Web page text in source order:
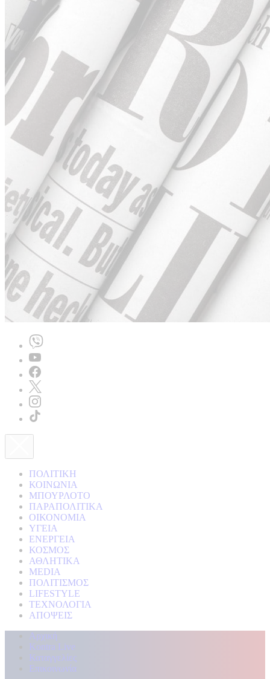
ΠΟΛΙΤΙΚΗ
ΚΟΙΝΩΝΙΑ
ΜΠΟΥΡΛΟΤΟ
ΠΑΡΑΠΟΛΙΤΙΚΑ
ΟΙΚΟΝΟΜΙΑ
ΥΓΕΙΑ
ΕΝΕΡΓΕΙΑ
ΚΟΣΜΟΣ
ΑΘΛΗΤΙΚΑ
MEDIA
ΠΟΛΙΤΙΣΜΟΣ
LIFESTYLE
ΤΕΧΝΟΛΟΓΙΑ
ΑΠΟΨΕΙΣ
Αρχική
Kontra Live
Καταγγελίες
Επικοινωνία